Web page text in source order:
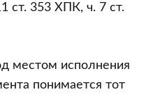
ст. 353 ХПК, ч. 7 ст.
местом исполнения
понимается тот